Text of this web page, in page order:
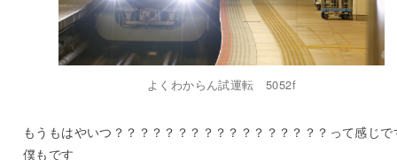
よくわからん試運転 5052f
もうもはやいつ？？？？？？？？？？？？？？？？？って感じで
僕もです